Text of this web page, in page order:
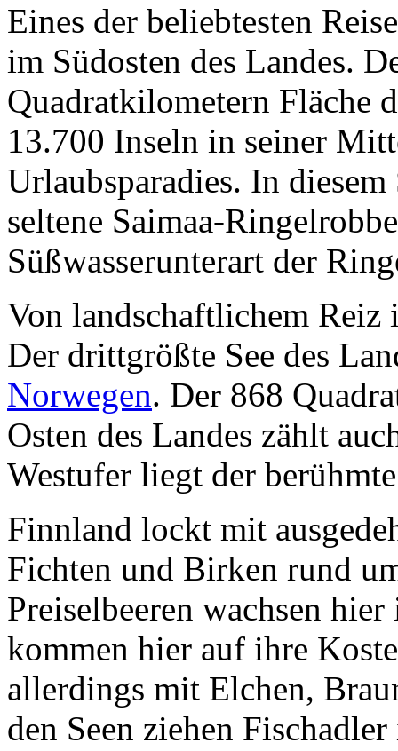
Eines der beliebtesten
im Südosten des Landes.
Quadratkilometern Fläche
13.700 Inseln in seiner
Urlaubsparadies. In
seltene Saimaa-
Süßwasserunterart der
Von landschaftlichem
Der drittgrößte See des
Norwegen. Der 868
Osten des Landes zählt
Westufer liegt der
Finnland lockt mit
Fichten und Birken rund
Preiselbeeren wachsen
kommen hier auf ihre
allerdings mit Elchen,
den Seen ziehen